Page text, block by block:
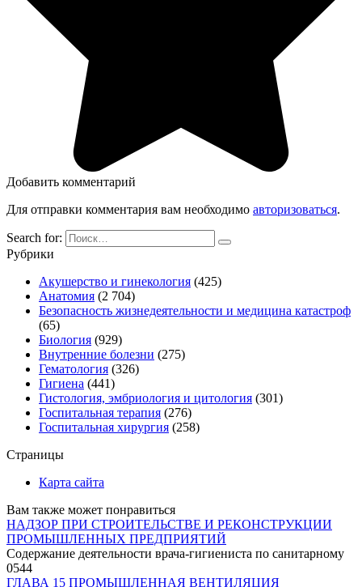
Добавить комментарий
Для отправки комментария вам необходимо авторизоваться.
Search for:
Рубрики
Акушерство и гинекология (425)
Анатомия (2 704)
Безопасность жизнедеятельности и медицина катастроф
(65)
Биология (929)
Внутренние болезни (275)
Гематология (326)
Гигиена (441)
Гистология, эмбриология и цитология (301)
Госпитальная терапия (276)
Госпитальная хирургия (258)
Страницы
Карта сайта
Вам также может понравиться
НАДЗОР ПРИ СТРОИТЕЛЬСТВЕ И РЕКОНСТРУКЦИИ
ПРОМЫШЛЕННЫХ ПРЕДПРИЯТИЙ
Содержание деятельности врача-гигиениста по санитарному
0544
ГЛАВА 15 ПРОМЫШЛЕННАЯ ВЕНТИЛЯЦИЯ